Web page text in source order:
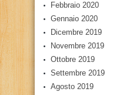
Febbraio 2020
Gennaio 2020
Dicembre 2019
Novembre 2019
Ottobre 2019
Settembre 2019
Agosto 2019